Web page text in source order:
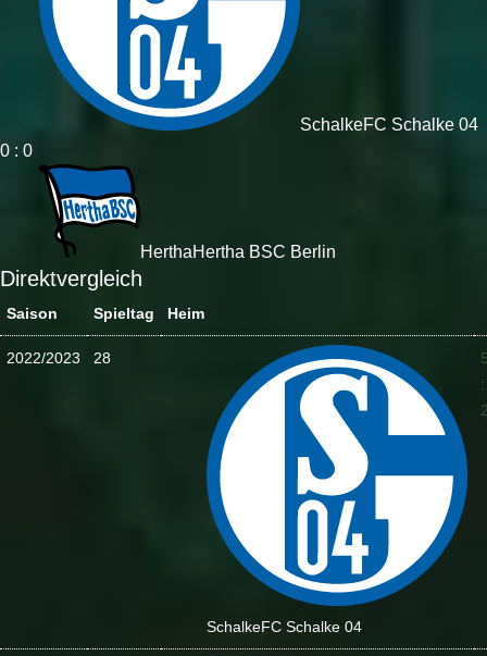
SchalkeFC Schalke 04
0 : 0
HerthaHertha BSC Berlin
Direktvergleich
Saison Spieltag Heim
2022/2023 28
SchalkeFC Schalke 04
: